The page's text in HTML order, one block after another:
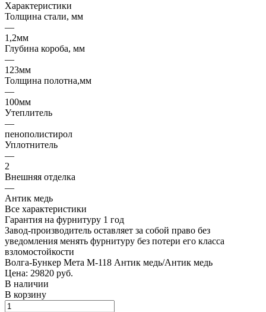
Характеристики
Толщина стали, мм
—
1,2мм
Глубина короба, мм
—
123мм
Толщина полотна,мм
—
100мм
Утеплитель
—
пенополистирол
Уплотнитель
—
2
Внешняя отделка
—
Антик медь
Все характеристики
Гарантия на фурнитуру 1 год
Завод-производитель оставляет за собой право без
уведомления менять фурнитуру без потери его класса
взломостойкости
Волга-Бункер Мета М-118 Антик медь/Антик медь
Цена: 29820 руб.
В наличии
В корзину